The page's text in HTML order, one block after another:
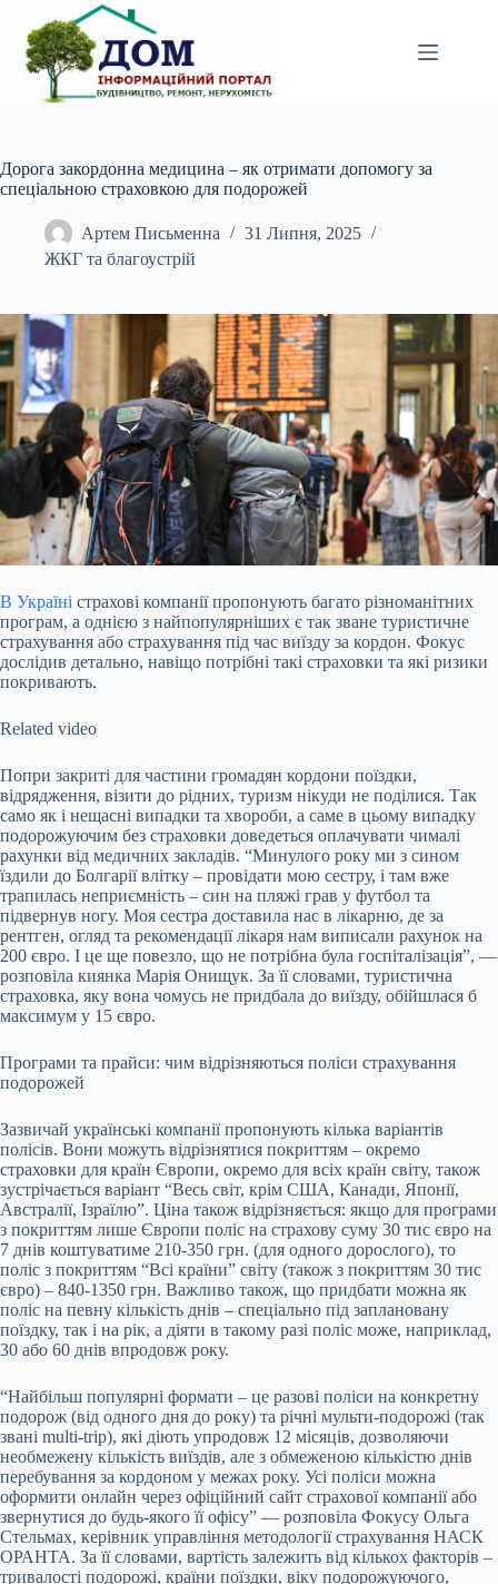
вмісту
Дорога закордонна медицина – як отримати допомогу за
спеціальною страховкою для подорожей
Артем Письменна
31 Липня, 2025
ЖКГ та благоустрій
В Україні страхові компанії пропонують багато різноманітних
програм, а однією з найпопулярніших є так зване туристичне
страхування або страхування під час виїзду за кордон. Фокус
дослідив детально, навіщо потрібні такі страховки та які ризики
покривають.
Related video
Попри закриті для частини громадян кордони поїздки,
відрядження, візити до рідних, туризм нікуди не поділися. Так
само як і нещасні випадки та хвороби, а саме в цьому випадку
подорожуючим без страховки доведеться оплачувати чималі
рахунки від медичних закладів. “Минулого року ми з сином
їздили до Болгарії влітку – провідати мою сестру, і там вже
трапилась неприємність – син на пляжі грав у футбол та
підвернув ногу. Моя сестра доставила нас в лікарню, де за
рентген, огляд та рекомендації лікаря нам виписали рахунок на
200 євро. І це ще повезло, що не потрібна була госпіталізація”, —
розповіла киянка Марія Онищук. За її словами, туристична
страховка, яку вона чомусь не придбала до виїзду, обійшлася б
максимум у 15 євро.
Програми та прайси: чим відрізняються поліси страхування
подорожей
Зазвичай українські компанії пропонують кілька варіантів
полісів. Вони можуть відрізнятися покриттям – окремо
страховки для країн Європи, окремо для всіх країн світу, також
зустрічається варіант “Весь світ, крім США, Канади, Японії,
Австралії, Ізраїлю”. Ціна також відрізняється: якщо для програми
з покриттям лише Європи поліс на страхову суму 30 тис євро на
7 днів коштуватиме 210-350 грн. (для одного дорослого), то
поліс з покриттям “Всі країни” світу (також з покриттям 30 тис
євро) – 840-1350 грн. Важливо також, що придбати можна як
поліс на певну кількість днів – спеціально під заплановану
поїздку, так і на рік, а діяти в такому разі поліс може, наприклад,
30 або 60 днів впродовж року.
“Найбільш популярні формати – це разові поліси на конкретну
подорож (від одного дня до року) та річні мульти-подорожі (так
звані multi-trip), які діють упродовж 12 місяців, дозволяючи
необмежену кількість виїздів, але з обмеженою кількістю днів
перебування за кордоном у межах року. Усі поліси можна
оформити онлайн через офіційний сайт страхової компанії або
звернутися до будь-якого її офісу” — розповіла Фокусу Ольга
Стельмах, керівник управління методології страхування НАСК
ОРАНТА. За її словами, вартість залежить від кількох факторів –
тривалості подорожі, країни поїздки, віку подорожуючого,